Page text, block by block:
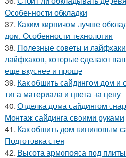
Особенности обкладки
37. Каким кирпичом лучше
дом. Особенности технологии
38. Полезные советы и
лайфхаков, которые сделают
еще вкуснее и проще
39. Как обшить сайдингом дом и
типа материала и цвета на цену
40. Отделка дома сайдингом
Монтаж сайдинга своими руками
41. Как обшить дом виниловым
Подготовка стен
42. Высота армопояса под